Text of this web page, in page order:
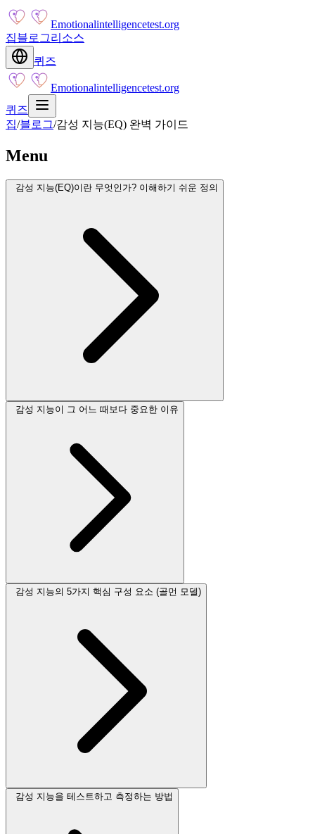
Emotionalintelligencetest.org
집블로그리소스
퀴즈
Emotionalintelligencetest.org
퀴즈
집/블로그/감성 지능(EQ) 완벽 가이드
Menu
감성 지능(EQ)이란 무엇인가? 이해하기 쉬운 정의
감성 지능이 그 어느 때보다 중요한 이유
감성 지능의 5가지 핵심 구성 요소 (골먼 모델)
감성 지능을 테스트하고 측정하는 방법